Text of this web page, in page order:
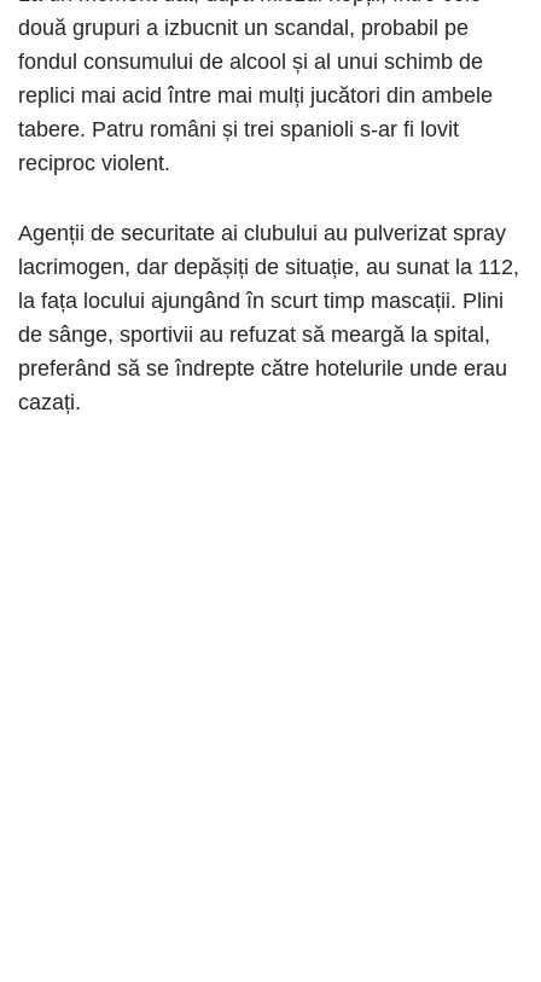
două grupuri a izbucnit un scandal, probabil pe
fondul consumului de alcool și al unui schimb de
replici mai acid între mai mulți jucători din ambele
tabere. Patru români și trei spanioli s-ar fi lovit
reciproc violent.
Agenții de securitate ai clubului au pulverizat spray
lacrimogen, dar depășiți de situație, au sunat la 112,
la fața locului ajungând în scurt timp mascații. Plini
de sânge, sportivii au refuzat să meargă la spital,
preferând să se îndrepte către hotelurile unde erau
cazați.